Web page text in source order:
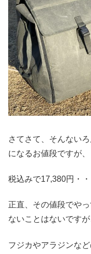
さてさて、そんない
になるお値段ですが、
税込みで17,380円・
正直、その値段でや
ないことはないですが
フジカやアラジンな